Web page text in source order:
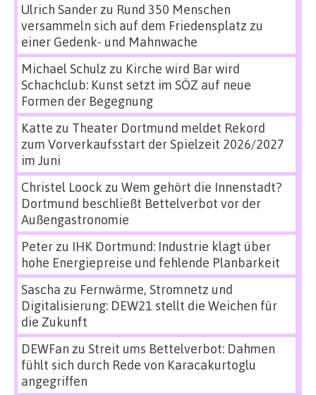
Ulrich Sanderzu Rund 350 Menschen
versammeln sich auf dem Friedensplatz zu
einer Gedenk- und Mahnwache
Michael Schulz zu Kirche wird Bar wird
Schachclub: Kunst setzt im SÖZ auf neue
Formen der Begegnung
Katte zu Theater Dortmund meldet Rekord
zum Vorverkaufsstart der Spielzeit 2026/2027
im Juni
Christel Loock zu Wem gehört die Innenstadt?
Dortmund beschließt Bettelverbot vor der
Außengastronomie
Peterzu IHK Dortmund: Industrie klagt über
hohe Energiepreise und fehlende Planbarkeit
Sascha zu Fernwärme, Stromnetz und
Digitalisierung: DEW21 stellt die Weichen für
die Zukunft
DEWFan zu Streit ums Bettelverbot: Dahmen
fühlt sich durch Rede von Karacakurtoglu
angegriffen